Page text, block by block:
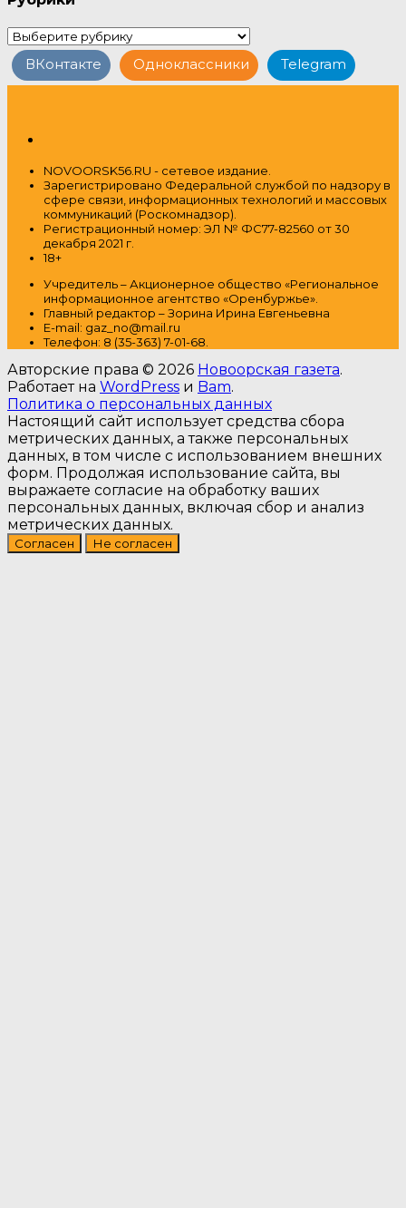
Рубрики
ВКонтакте
Одноклассники Telegram
NOVOORSK56.RU - сетевое издание.
Зарегистрировано Федеральной службой по надзору в
сфере связи, информационных технологий и массовых
коммуникаций (Роскомнадзор).
Регистрационный номер: ЭЛ № ФС77-82560 от 30
декабря 2021 г.
18+
Учредитель – Акционерное общество «Региональное
информационное агентство «Оренбуржье».
Главный редактор – Зорина Ирина Евгеньевна
E-mail: gaz_no@mail.ru
Телефон: 8 (35-363) 7-01-68.
Авторские права © 2026 Новоорская газета.
Работает на WordPress и Bam.
Политика о персональных данных
Настоящий сайт использует средства сбора
метрических данных, а также персональных
данных, в том числе с использованием внешних
форм. Продолжая использование сайта, вы
выражаете согласие на обработку ваших
персональных данных, включая сбор и анализ
метрических данных.
Согласен Не согласен